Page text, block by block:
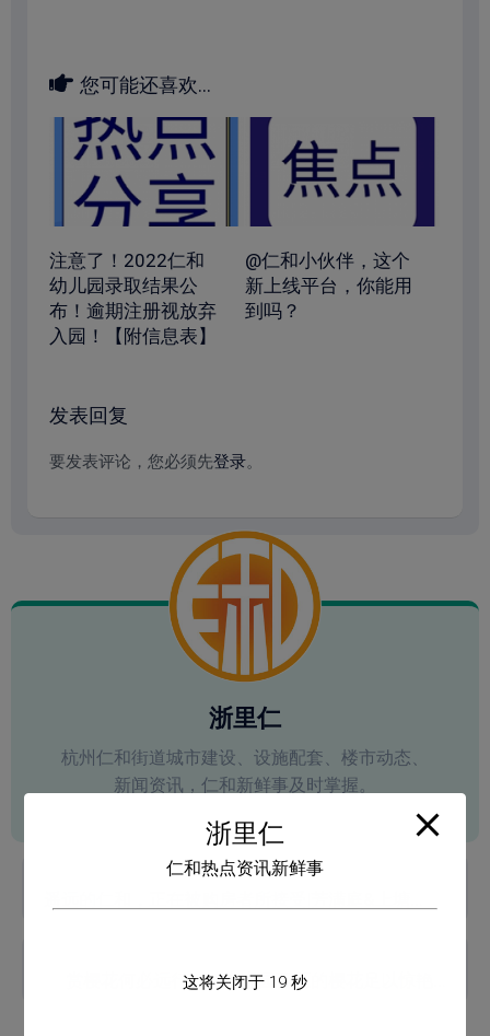
您可能还喜欢...
注意了！2022仁和
幼儿园录取结果公
布！逾期注册视放弃
入园！【附信息表】
@仁和小伙伴，这个
新上线平台，你能用
到吗？
发表回复
要发表评论，您必须先登录。
浙里仁
杭州仁和街道城市建设、设施配套、楼市动态、
新闻资讯，仁和新鲜事及时掌握。
浙里仁
仁和热点资讯新鲜事
这将关闭于 19 秒